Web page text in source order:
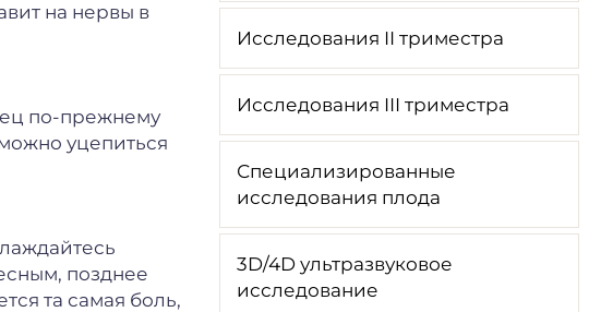
на нервы в
по-прежнему
уцепиться
позднее
та самая боль,
Исследования II триместра
Исследования III триместра
Специализированные
исследования плода
3D/4D ультразвуковое
исследование